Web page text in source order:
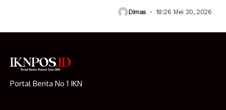
Dimas 18:26 Mei 20, 2026
Portal Berita No 1 IKN